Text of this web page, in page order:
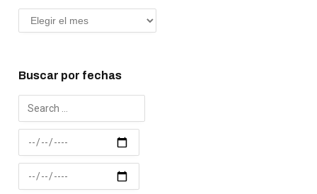
Buscar por fechas